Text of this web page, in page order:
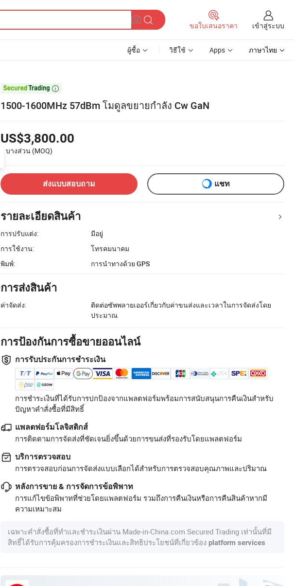
ขอใบเสนอราคา เข้าสู่ระบบ
ผู้ซื้อ วิธีใช้ Apps ภาษาไทย

1500-1600MHz 57dBm โมดูลขยายกำลัง Cw GaN
US$3,800.00
1 บางส่วน (MOQ)
ส่งแบบสอบถาม แชท
รายละเอียดสินค้า
การปรับแต่ง:
มีอยู่
การใช้งาน:
โทรคมนาคม
พิมพ์:
การนำทางด้วย GPS
การส่งสินค้า
ค่าจัดส่ง:
ติดต่อซัพพลายเออร์เกี่ยวกับค่าขนส่งและเวลาในการจัดส่งโดย
ประมาณ
การป้องกันการซื้อขายออนไลน์
การรับประกันการชำระเงิน
การชำระเงินที่ได้รับการปกป้องจากแพลตฟอร์มพร้อมการสนับสนุนการคืนเงินสำหรับ
ปัญหาคำสั่งซื้อที่มีสิทธิ์
แพลตฟอร์มโลจิสติกส์
การติดตามการจัดส่งที่ชัดเจนยิ่งขึ้นด้วยการขนส่งที่รองรับโดยแพลตฟอร์ม
บริการตรวจสอบ
การตรวจสอบก่อนการจัดส่งแบบเลือกได้สำหรับการตรวจสอบคุณภาพและปริมาณ
หลังการขาย & การจัดการข้อพิพาท
การแก้ไขข้อพิพาทที่ช่วยโดยแพลตฟอร์ม รวมถึงการคืนเงินหรือการคืนสินค้าหากมี
ความเหมาะสม
เฉพาะคำสั่งซื้อที่ทำและชำระเงินผ่าน Made-in-China.com Secured Trading เท่านั้นที่มี
สิทธิ์ได้รับการคุ้มครองการชำระเงินและสิทธิประโยชน์ที่เกี่ยวข้อง platform services